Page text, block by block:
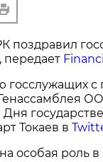
поздравил
передает
госслужащих
Токаев в
особая роль